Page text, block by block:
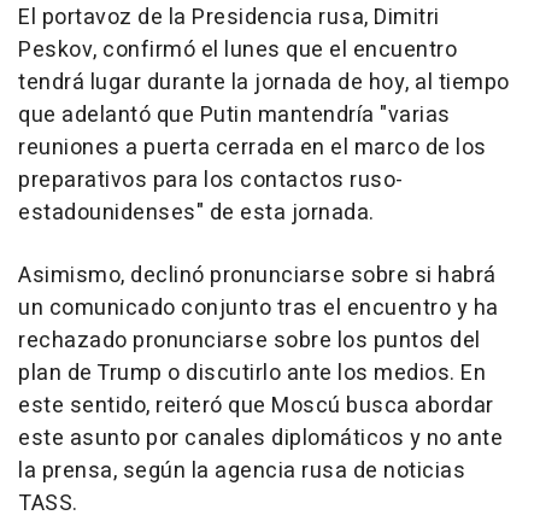
El portavoz de la Presidencia rusa, Dimitri
Peskov, confirmó el lunes que el encuentro
tendrá lugar durante la jornada de hoy, al tiempo
que adelantó que Putin mantendría "varias
reuniones a puerta cerrada en el marco de los
preparativos para los contactos ruso-
estadounidenses" de esta jornada.
Asimismo, declinó pronunciarse sobre si habrá
un comunicado conjunto tras el encuentro y ha
rechazado pronunciarse sobre los puntos del
plan de Trump o discutirlo ante los medios. En
este sentido, reiteró que Moscú busca abordar
este asunto por canales diplomáticos y no ante
la prensa, según la agencia rusa de noticias
TASS.